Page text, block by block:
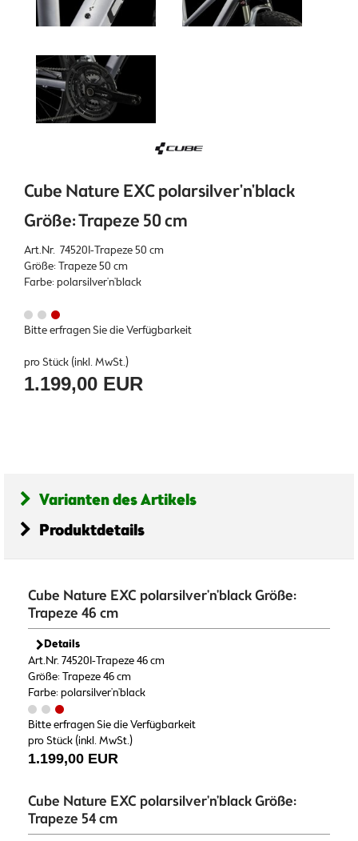
Cube Nature EXC polarsilver'n'black
Größe: Trapeze 50 cm
Art.Nr. 745201-Trapeze 50 cm
Größe: Trapeze 50 cm
Farbe: polarsilver'n'black
Bitte erfragen Sie die Verfügbarkeit
pro Stück (inkl. MwSt.)
1.199,00 EUR
Varianten des Artikels
Produktdetails
Cube Nature EXC polarsilver'n'black Größe:
Trapeze 46 cm
Details
Art.Nr. 745201-Trapeze 46 cm
Größe: Trapeze 46 cm
Farbe: polarsilver'n'black
Bitte erfragen Sie die Verfügbarkeit
pro Stück (inkl. MwSt.)
1.199,00 EUR
Cube Nature EXC polarsilver'n'black Größe:
Trapeze 54 cm